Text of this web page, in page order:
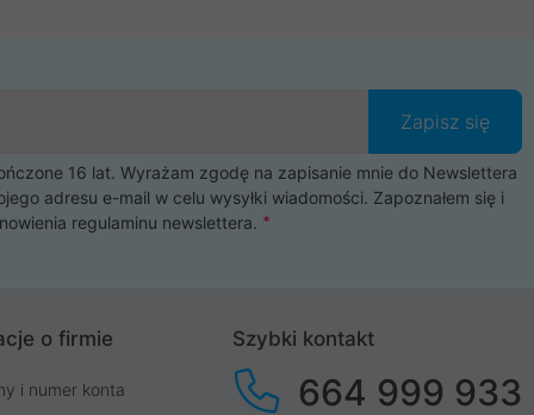
Zapisz się
16 lat. Wyrażam zgodę na zapisanie mnie do Newslettera
adresu e-mail w celu wysyłki wiadomości. Zapoznałem się i
regulaminu newslettera.
o firmie
i numer konta
Szybki kontakt
664 999 933